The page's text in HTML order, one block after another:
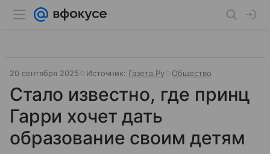
20 сентября 2025 Источник: Газета.Ру Общество
Стало известно, где принц
Гарри хочет дать
образование своим детям